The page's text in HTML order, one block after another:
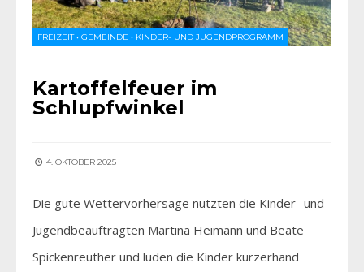
FREIZEIT• GEMEINDE • KINDER- UND JUGENDPROGRAMM
Kartoffelfeuer im
Schlupfwinkel
4. OKTOBER 2025
Die gute Wettervorhersage nutzten die Kinder- und
Jugendbeauftragten Martina Heimann und Beate
Spickenreuther und luden die Kinder kurzerhand